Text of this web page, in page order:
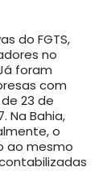
do FGTS,
no
foram
com
23 de
Na Bahia,
o
ao mesmo